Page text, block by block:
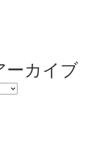
カイブ